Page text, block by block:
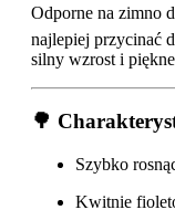
Odporne na zimno
najlepiej przycinać
silny wzrost i
🌳
Szybko
Kwitnie